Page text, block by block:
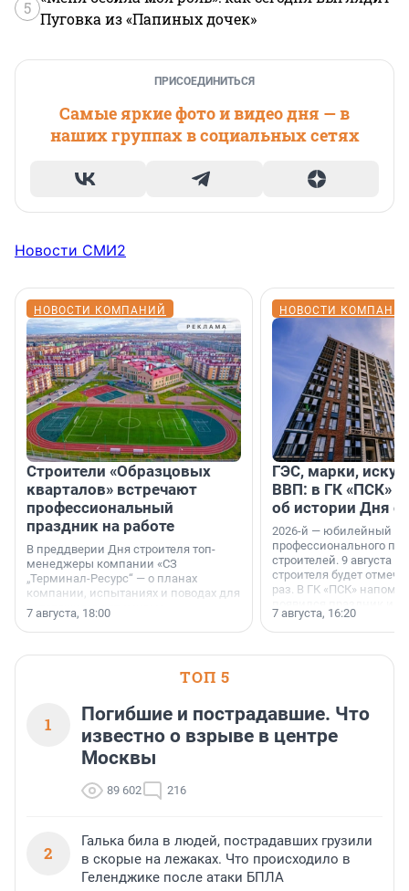
5
Пуговка из «Папиных дочек»
ПРИСОЕДИНИТЬСЯ
Самые яркие фото и видео дня — в
наших группах в социальных сетях
Новости СМИ2
НОВОСТИ КОМПАНИЙ
Строители «Образцовых
кварталов» встречают
профессиональный
праздник на работе
В преддверии Дня строителя топ-
менеджеры компании «СЗ
„Терминал-Ресурс“ — о планах
компании, испытаниях и поводах для
осторожного оптимизма.
7 августа, 18:00
НОВОСТИ
ГЭС, марки,
ВВП: в ГК «ПСК»
об истории Дня
2026-й — юбилейный
профессионального
строителей. 9 августа
строителя будет
раз. В ГК «ПСК»
поменялась роль
7 августа, 16:20
ТОП 5
1
Погибшие и пострадавшие. Что
известно о взрыве в центре
Москвы
89 602 216
2
Галька била в людей, пострадавших грузили
в скорые на лежаках. Что происходило в
Геленджике после атаки БПЛА